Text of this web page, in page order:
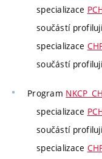
specializace
součástí
specializace
součástí
Program
specializace
součástí
specializace